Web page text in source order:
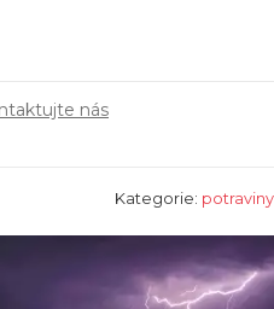
nás
Kategorie: potraviny